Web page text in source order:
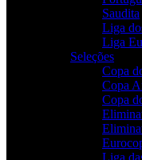
Saudita
Liga
Liga
Seleções
Copa
Copa
Copa
Liga